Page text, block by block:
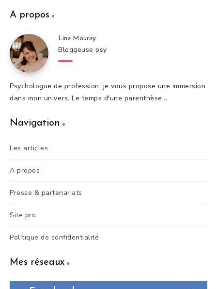
A propos
Line Mourey
Bloggeuse psy
Psychologue de profession, je vous propose une immersion
dans mon univers. Le temps d'une parenthèse...
Navigation
Les articles
A propos
Presse & partenariats
Site pro
Politique de confidentialité
Mes réseaux